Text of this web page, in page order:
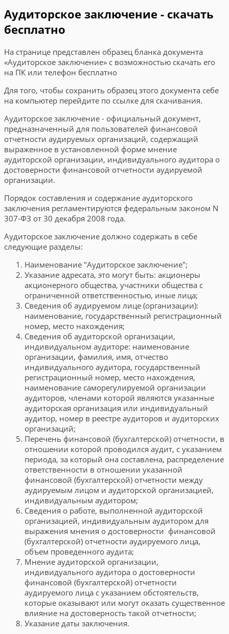
Аудиторское заключение - скачать
бесплатно
На странице представлен образец бланка документа
«Аудиторское заключение» с возможностью скачать его
на ПК или телефон бесплатно
Для того, чтобы сохранить образец этого документа себе
на компьютер перейдите по ссылке для скачивания.
Аудиторское заключение - официальный документ,
предназначенный для пользователей финансовой
отчетности аудируемых организаций, содержащий
выраженное в установленной форме мнение
аудиторской организации, индивидуального аудитора о
достоверности финансовой отчетности аудируемой
организации.
Порядок составления и содержание аудиторского
заключения регламентируются федеральным законом N
307-ФЗ от 30 декабря 2008 года.
Аудиторское заключение должно содержать в себе
следующие разделы:
Наименование "Аудиторское заключение";
Указание адресата, это могут быть: акционеры
акционерного общества, участники общества с
ограниченной ответственностью, иные лица;
Сведения об аудируемом лице (организации):
наименование, государственный регистрационный
номер, место нахождения;
Сведения об аудиторской организации,
индивидуальном аудиторе: наименование
организации, фамилия, имя, отчество
индивидуального аудитора, государственный
регистрационный номер, место нахождения,
наименование саморегулируемой организации
аудиторов, членами которой являются указанные
аудиторская организация или индивидуальный
аудитор, номер в реестре аудиторов и аудиторских
организаций;
Перечень финансовой (бухгалтерской) отчетности, в
отношении которой проводился аудит, с указанием
периода, за который она составлена, распределение
ответственности в отношении указанной
финансовой (бухгалтерской) отчетности между
аудируемым лицом и аудиторской организацией,
индивидуальным аудитором;
Сведения о работе, выполненной аудиторской
организацией, индивидуальным аудитором для
выражения мнения о достоверности финансовой
(бухгалтерской) отчетности аудируемого лица,
объем проведенного аудита;
Мнение аудиторской организации,
индивидуального аудитора о достоверности
финансовой (бухгалтерской) отчетности
аудируемого лица с указанием обстоятельств,
которые оказывают или могут оказать существенное
влияние на достоверность такой отчетности;
Указание даты заключения.